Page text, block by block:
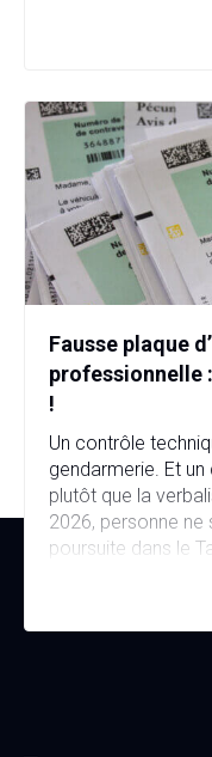
attaque a
Fausse plaque
professionnelle
!
Un contrôle
gendarmerie. Et
plutôt que la
2026, personne
poursuite dans le
affaire bien plus
stupéfiants au